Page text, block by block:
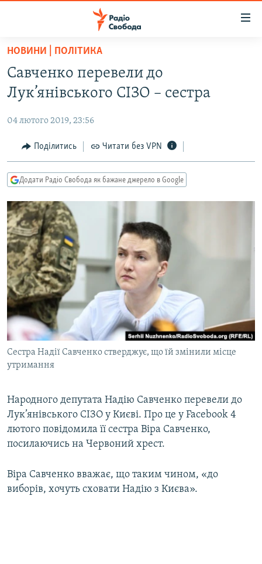
Перейти
основного
матеріалу
Перейти
до
навігації
Перейти
до
ВСЕ ЗА ДОБУ
СТАТТІ
ПОЛІТИКА
ЕКОНОМІКА
КУЛЬТУРА
СПОРТ
УКРАЇНА
СВІТ
ВІЙНА
РОСІЙСЬКА «ФІЛЬТРАЦІЯ»
КРИМ.РЕАЛІЇ
ТИ ЯК?
СХЕМИ
КИТАЙ.ВИКЛИКИ
МУЛЬТИМЕДІА
ФОТО
СПЕЦПРОЄКТИ
ПОДКАСТИ
КРИМ РЕАЛІЇ
УКР
КТАТ
НОВИНИ | ПОЛІТИКА
Савченко перевели до
Лук’янівського СІЗО – сестра
04 лютого 2019, 23:56
Поділитись Читати без VPN
Додати Радіо Свобода як бажане джерело в Google
Сестра Надії Савченко стверджує, що їй змінили місце
утримання
Народного депутата Надію Савченко перевели до
Лук’янівського СІЗО у Києві. Про це у Facebook 4
лютого повідомила її сестра Віра Савченко,
посилаючись на Червоний хрест.
Віра Савченко вважає, що таким чином, «до
виборів, хочуть сховати Надію з Києва».